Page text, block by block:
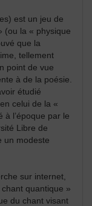
est un jeu de
(ou la « physique
que la
tellement
point de vue
à de la poésie.
étudié
celui de la «
à l’époque par le
Libre de
un modeste
sur internet,
quantique »
du chant visant